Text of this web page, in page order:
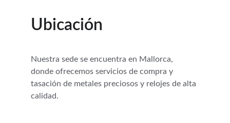
Ubicación
Nuestra sede se encuentra en Mallorca,
donde ofrecemos servicios de compra y
tasación de metales preciosos y relojes de alta
calidad.